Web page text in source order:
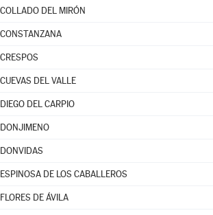
COLLADO DEL MIRÓN
CONSTANZANA
CRESPOS
CUEVAS DEL VALLE
DIEGO DEL CARPIO
DONJIMENO
DONVIDAS
ESPINOSA DE LOS CABALLEROS
FLORES DE ÁVILA